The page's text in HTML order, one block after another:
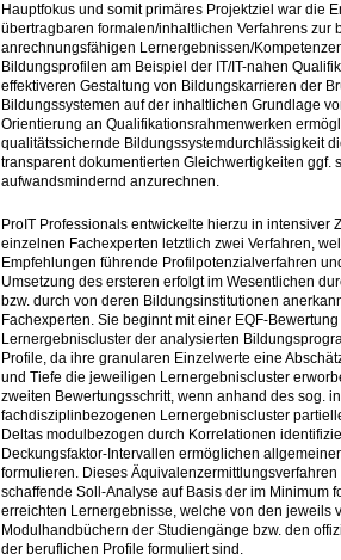
Hauptfokus und somit primäres Projektziel war die
übertragbaren formalen/inhaltlichen Verfahrens zur
anrechnungsfähigen Lernergebnissen/
Bildungsprofilen am Beispiel der IT/IT-nahen
effektiveren Gestaltung von Bildungskarrieren der
Bildungssystemen auf der inhaltlichen Grundlage
Orientierung an Qualifikationsrahmenwerken
qualitätssichernde Bildungssystemdurchlässigkeit
transparent dokumentierten Gleichwertigkeiten ggf.
aufwandsmindernd anzurechnen.
ProIT Professionals entwickelte hierzu in intensiver
einzelnen Fachexperten letztlich zwei Verfahren,
Empfehlungen führende Profilpotenzialverfahren
Umsetzung des ersteren erfolgt im Wesentlichen
bzw. durch von deren Bildungsinstitutionen
Fachexperten. Sie beginnt mit einer EQF-
Lernergebniscluster der analysierten
Profile, da ihre granularen Einzelwerte eine
und Tiefe die jeweiligen Lernergebniscluster
zweiten Bewertungsschritt, wenn anhand des sog.
fachdisziplinbezogenen Lernergebniscluster
Deltas modulbezogen durch Korrelationen
Deckungsfaktor-Intervallen ermöglichen
formulieren. Dieses
schaffende Soll-Analyse auf Basis der im Minimum
erreichten Lernergebnisse, welche von den jeweils
Modulhandbüchern der Studiengänge bzw. den
der beruflichen Profile formuliert sind.